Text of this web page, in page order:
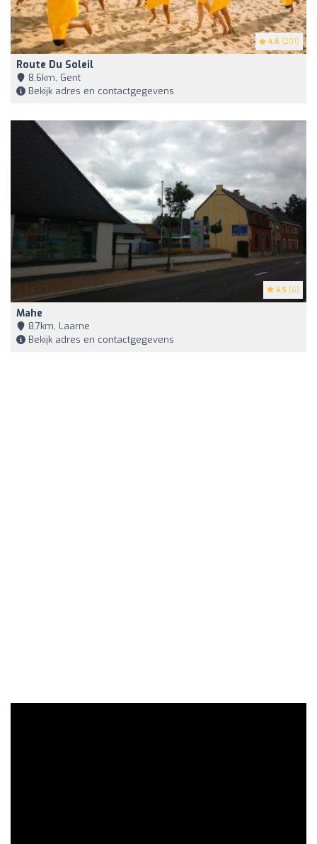
4.6 (201)
Route Du Soleil
8,6km, Gent
Bekijk adres en contactgegevens
4.5 (6)
Mahe
8,7km, Laarne
Bekijk adres en contactgegevens